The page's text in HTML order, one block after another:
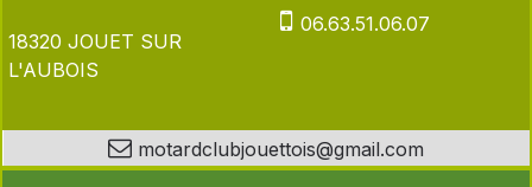
18320 JOUET SUR
L'AUBOIS
06.63.51.06.07
motardclubjouettois@gmail.com